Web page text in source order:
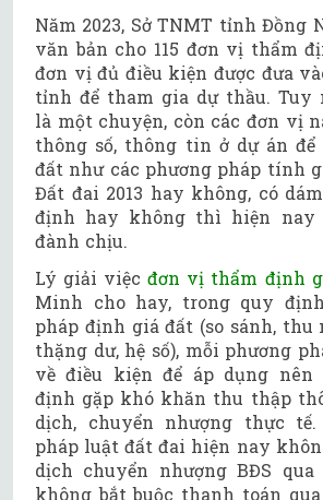
Năm 2023, Sở TNMT tỉnh Đồng
văn bản cho 115 đơn vị thẩm
đơn vị đủ điều kiện được đưa
tỉnh để tham gia dự thầu. Tuy
là một chuyện, còn các đơn vị
thông số, thông tin ở dự án
đất như các phương pháp tính
Đất đai 2013 hay không, có
định hay không thì hiện nay
đành chịu.
Lý giải việcđơn vị thẩm định
Minh cho hay, trong quy
pháp định giá đất (so sánh, thu
thặng dư, hệ số), mỗi phương
về điều kiện để áp dụng nên
định gặp khó khăn thu thập
dịch, chuyển nhượng thực
pháp luật đất đai hiện nay
dịch chuyển nhượng BĐS qua
không bắt buộc thanh toán